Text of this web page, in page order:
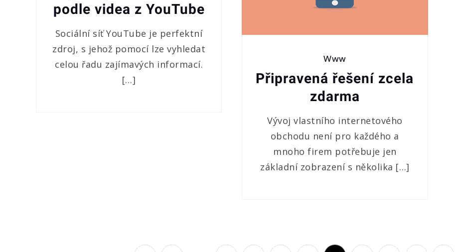
podle videa z YouTube
Sociální síť YouTube je perfektní
zdroj, s jehož pomocí lze vyhledat
celou řadu zajímavých informací.
[…]
Www
Připravená řešení zcela
zdarma
Vývoj vlastního internetového
obchodu není pro každého a
mnoho firem potřebuje jen
základní zobrazení s několika […]